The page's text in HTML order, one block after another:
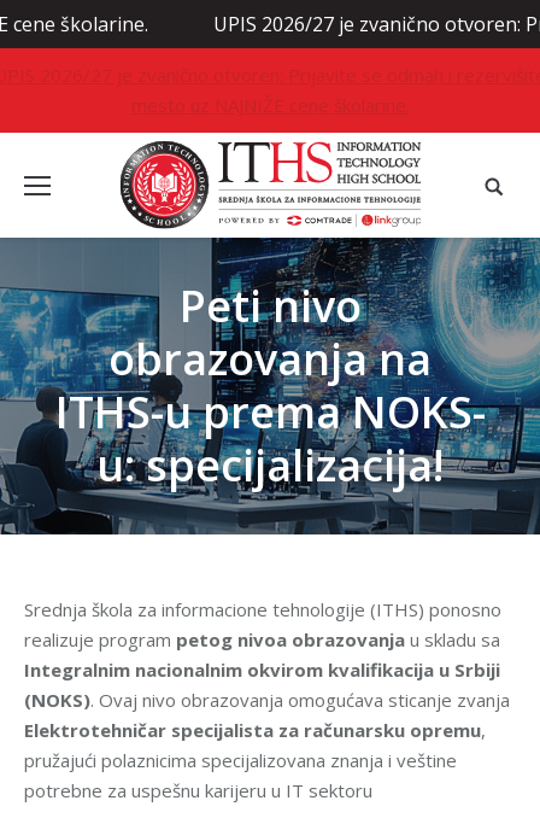
UPIS 2026/27 je zvanično otvoren: Prijavite
2026/27 je zvanično otvoren: Prijavite se odmah i
mesto uz NAJNIŽE cene školarine.
Peti nivo
obrazovanja na
ITHS-u prema NOKS-
u: specijalizacija!
Srednja škola za informacione tehnologije (ITHS) ponosno
realizuje program petog nivoa obrazovanja u skladu sa
Integralnim nacionalnim okvirom kvalifikacija u Srbiji
(NOKS). Ovaj nivo obrazovanja omogućava sticanje zvanja
Elektrotehničar specijalista za računarsku opremu,
pružajući polaznicima specijalizovana znanja i veštine
potrebne za uspešnu karijeru u IT sektoru